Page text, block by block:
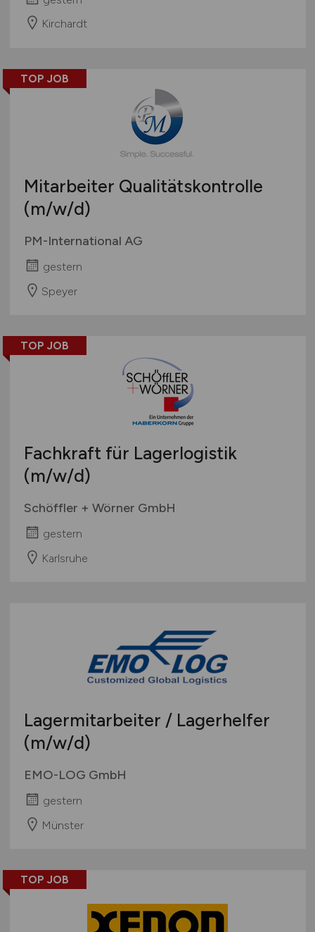
Kirchardt
TOP JOB
Mitarbeiter Qualitätskontrolle
(m/w/d)
PM-International AG
gestern
Speyer
TOP JOB
Fachkraft für Lagerlogistik
(m/w/d)
Schöffler + Wörner GmbH
gestern
Karlsruhe
Lagermitarbeiter / Lagerhelfer
(m/w/d)
EMO-LOG GmbH
gestern
Münster
TOP JOB